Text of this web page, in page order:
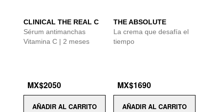
CLINICAL THE REAL C
Sérum antimanchas
Vitamina C | 2 meses
MX$2050
AÑADIR AL CARRITO
THE ABSOLUTE
La crema que desafía el
tiempo
MX$1690
AÑADIR AL CARRITO